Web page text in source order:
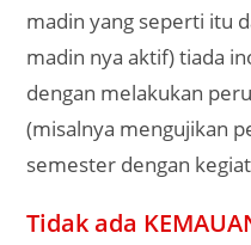
madin yang seperti itu
madin nya aktif) tiada
dengan melakukan
(misalnya mengujikan
semester dengan
Tidak ada